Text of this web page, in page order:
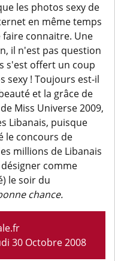
les photos sexy de
en même temps
faire connaitre. Une
il n'est pas question
s'est offert un coup
sexy ! Toujours est-il
et la grâce de
Miss Universe 2009,
Libanais, puisque
le concours de
millions de Libanais
comme
le soir du
chance.
30 Octobre 2008